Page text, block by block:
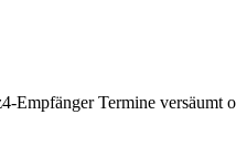
Empfänger Termine versäumt